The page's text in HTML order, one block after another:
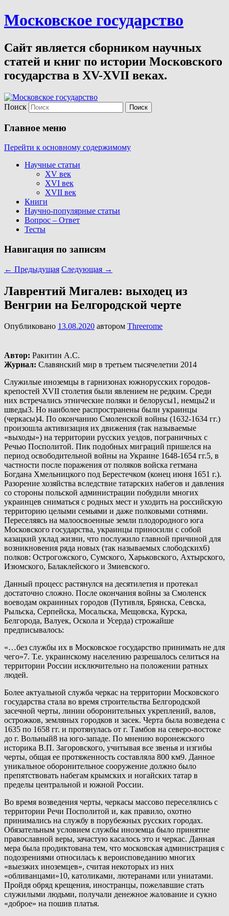
Московское государство
Сайт является сборником научных
статей и книг по истории Московского
государства в XV-XVII веках.
Поиск
Главное меню
Перейти к основному содержимому
Научные статьи
XV век
XVI век
XVII век
Книги
Научно-популярные статьи
Вопрос – Ответ
Тесты
Навигация по записям
← Предыдущая Следующая →
Лаврентий Мигалев: выходец из
Венгрии на Белгородской черте
Опубликовано 13.08.2020 автором Threerome
Автор: Ракитин А.С.
Журнал: Славянский мир в третьем тысячелетии 2014
Служилые иноземцы в гарнизонах южнорусских городов-
крепостей XVII столетия были явлением не редким. Среди
них встречались этнические поляки и белорусы1, немцы2 и
шведы3. Но наиболее распространены были украинцы
(черкасы)4. По окончанию Смоленской войны (1632-1634 гг.)
произошла активизация их движения (так называемые
«выходы») на территории русских уездов, пограничных с
Речью Посполитой. Пик подобных миграций пришелся на
период освободительной войны на Украине 1648-1654 гг.5, в
частности после поражения от поляков войска гетмана
Богдана Хмельницкого под Берестечком (конец июня 1651 г.).
Разорение хозяйства вследствие татарских набегов и давления
со стороны польской администрации побудили многих
украинцев сниматься с родных мест и уходить на российскую
территорию целыми семьями и даже полковыми сотнями.
Переселяясь на малоосвоенные земли плодородного юга
Московского государства, украинцы приносили с собой
казацкий уклад жизни, что послужило главной причиной для
возникновения ряда новых (так называемых слободских6)
полков: Острогожского, Сумского, Харьковского, Ахтырского,
Изюмского, Балаклейского и Змиевского.
Данный процесс растянулся на десятилетия и протекал
достаточно сложно. После окончания войны за Смоленск
воеводам окраинных городов (Путивля, Брянска, Севска,
Рыльска, Серпейска, Мосальска, Мещовска, Курска,
Белгорода, Валуек, Оскола и Усерда) строжайше
предписывалось:
«…без службы их в Московское государство принимать не для
чего»7. Т.е. украинскому населению разрешалось селиться на
территории России исключительно на положении ратных
людей.
Более актуальной служба черкас на территории Московского
государства стала во время строительства Белгородской
засечной черты, линии оборонительных укреплений, валов,
острожков, земляных городков и засек. Черта была возведена с
1635 по 1658 гг. и протянулась от г. Тамбов на северо-востоке
до г. Вольный8 на юго-западе. По мнению воронежского
историка В.П. Загоровского, учитывая все звенья и изгибы
черты, общая ее протяженность составляла 800 км9. Данное
уникальное оборонительное сооружение должно было
препятствовать набегам крымских и ногайских татар в
пределы центральной и южной России.
Во время возведения черты, черкасы массово переселялись с
территории Речи Посполитой и, как правило, охотно
принимались на службу в порубежных русских городах.
Обязательным условием службы иноземца было принятие
православной веры, зачастую касалось это и черкас. Данная
мера была продиктована тем, что московская администрация с
подозрениями относилась к вероисповеданию многих
«выезжих иноземцев», считая некоторых из них
«обливанцами»10, католиками, лютеранами или униатами.
Пройдя обряд крещения, иностранцы, пожелавшие стать
служилыми людьми, получали денежное жалование и сукно
«доброе» на пошив платья.